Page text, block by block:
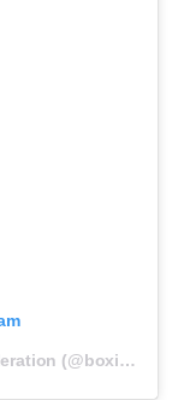
Публикация от Kazakhstan Boxing Federation (@boxingkazakhstan)